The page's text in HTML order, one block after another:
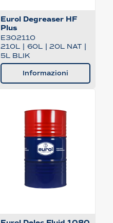
Eurol Degreaser HF
Plus
E302110
210L | 60L | 20L NAT |
5L BLIK
Informazioni